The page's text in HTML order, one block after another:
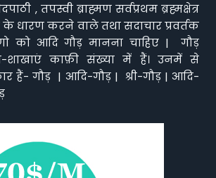
, तपस्वी ब्राह्मण सर्वप्रथम ब्रह्मक्षेत्र
धारण करने वाले तथा सदाचार प्रवर्तक
को आदि गौड़ मानना चाहिए | गौड़
शाखाएं काफ़ी संख्या में हैं। उनमें से
हैं- गौड़ | आदि-गौड़ | श्री-गौड़ | आदि-